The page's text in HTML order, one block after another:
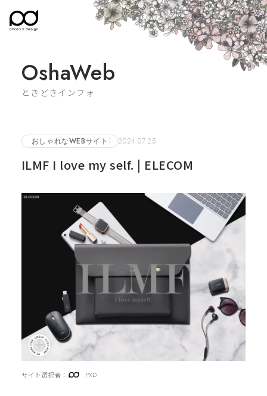
OshaWeb
ときどきインフォ
おしゃれなWEBサイト 2024.07.25
ILMF I love my self. | ELECOM
サイト選択者： PXD